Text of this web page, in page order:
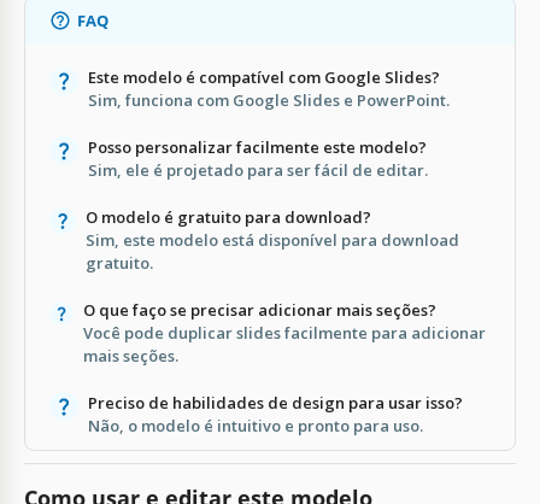
FAQ
Este modelo é compatível com Google Slides?
Sim, funciona com Google Slides e PowerPoint.
Posso personalizar facilmente este modelo?
Sim, ele é projetado para ser fácil de editar.
O modelo é gratuito para download?
Sim, este modelo está disponível para download
gratuito.
O que faço se precisar adicionar mais seções?
Você pode duplicar slides facilmente para adicionar
mais seções.
Preciso de habilidades de design para usar isso?
Não, o modelo é intuitivo e pronto para uso.
Como usar e editar este modelo